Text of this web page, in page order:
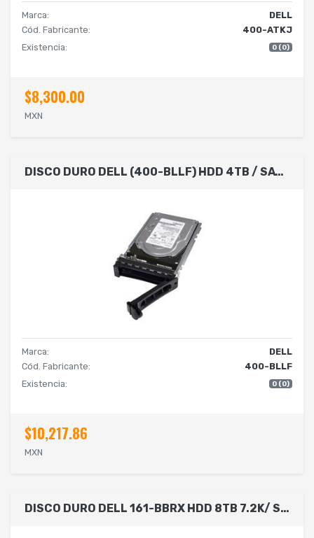
Marca:
DELL
Cód. Fabricante:
400-ATKJ
Existencia:
0 (0)
$8,300.00
MXN
DISCO DURO DELL (400-BLLF) HDD 4TB / SATA / 7.2K / HOT PLUG / INCLUYE CADDY PARA SERVIDORES CON CHASIS DE DISCOS 3.5 . COMPATIBLE CON LOS MODELOS R360, T360, T560, R660XS, R760XS
Marca:
DELL
Cód. Fabricante:
400-BLLF
Existencia:
0 (0)
$10,217.86
MXN
DISCO DURO DELL 161-BBRX HDD 8TB 7.2K/ SATA/ HOT PLUG/ INCLUYE CADDY PARA SERVIDORES CON CHASIS DE DISCOS 3.5 . COMPATIBLE CON LOS MODELOS R360, T360, T560, R660XS, R760XS,R570